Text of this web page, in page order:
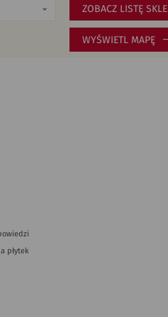
ZOBACZ LISTĘ
WYŚWIETL MAPĘ
płytek